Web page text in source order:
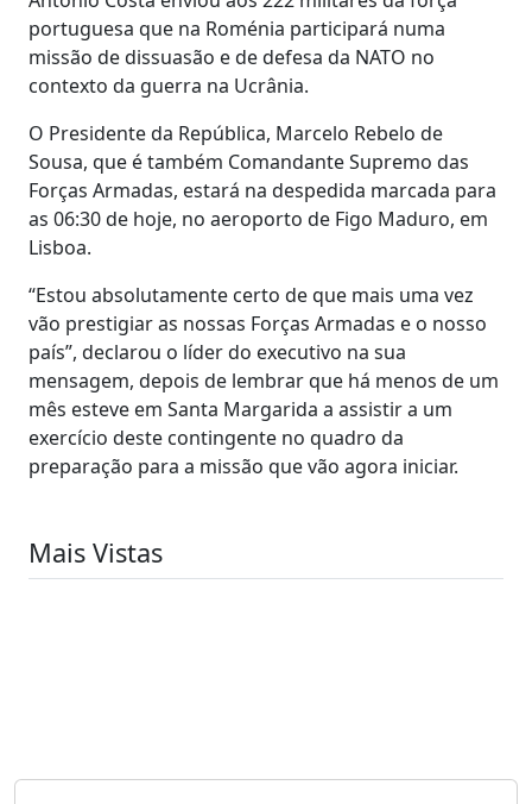
portuguesa que na Roménia participará numa
missão de dissuasão e de defesa da NATO no
contexto da guerra na Ucrânia.
O Presidente da República, Marcelo Rebelo de
Sousa, que é também Comandante Supremo das
Forças Armadas, estará na despedida marcada para
as 06:30 de hoje, no aeroporto de Figo Maduro, em
Lisboa.
“Estou absolutamente certo de que mais uma vez
vão prestigiar as nossas Forças Armadas e o nosso
país”, declarou o líder do executivo na sua
mensagem, depois de lembrar que há menos de um
mês esteve em Santa Margarida a assistir a um
exercício deste contingente no quadro da
preparação para a missão que vão agora iniciar.
Mais Vistas